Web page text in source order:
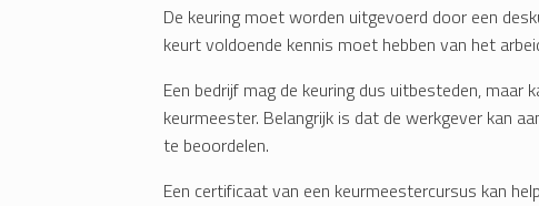
De keuring moet worden uitgevoerd door een
keurt voldoende kennis moet hebben van het
Een bedrijf mag de keuring dus uitbesteden,
keurmeester. Belangrijk is dat de werkgever kan
te beoordelen.
Een certificaat van een keurmeestercursus kan